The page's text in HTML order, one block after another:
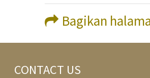
Bagikan
CONTACT US